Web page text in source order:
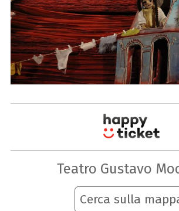
Teatro Gustavo
Cerca sulla